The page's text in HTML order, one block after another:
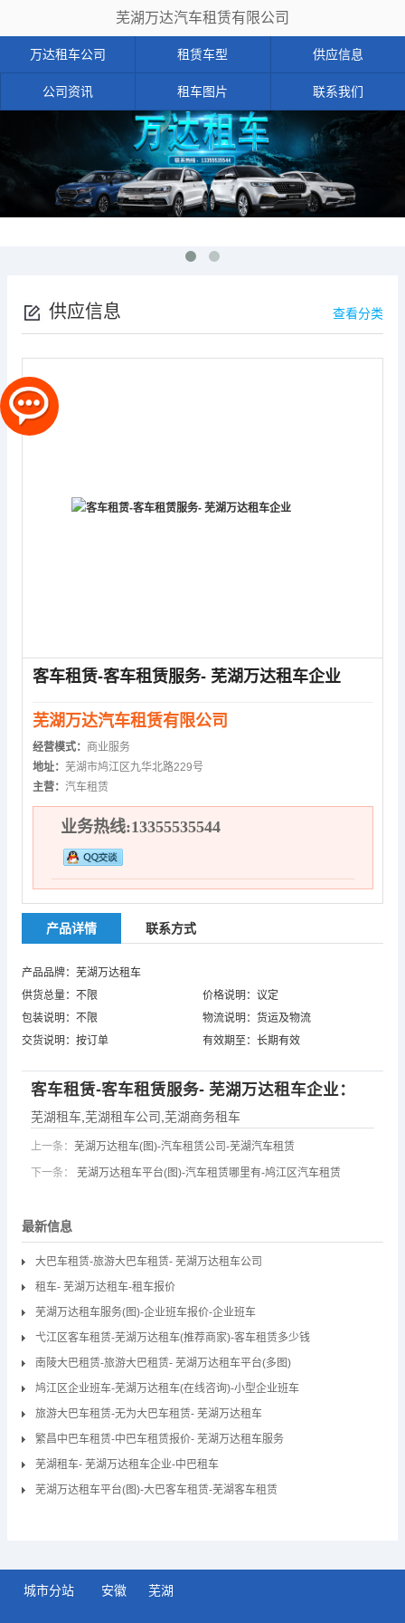
芜湖万达汽车租赁有限公司
万达租车公司 租赁车型 供应信息
公司资讯 租车图片 联系我们
供应信息 查看分类
客车租赁-客车租赁服务- 芜湖万达租车企业
芜湖万达汽车租赁有限公司
经营模式： 商业服务
地址： 芜湖市鸠江区九华北路229号
主营： 汽车租赁
业务热线:13355535544
产品详情 联系方式
产品品牌：芜湖万达租车
供货总量：不限
价格说明：议定
包装说明：不限
物流说明：货运及物流
交货说明：按订单
有效期至：长期有效
客车租赁-客车租赁服务- 芜湖万达租车企业：
芜湖租车 芜湖租车公司 芜湖商务租车
上一条： 芜湖万达租车(图)-汽车租赁公司-芜湖汽车租赁
下一条： 芜湖万达租车平台(图)-汽车租赁哪里有-鸠江区汽车租赁
最新信息
大巴车租赁-旅游大巴车租赁- 芜湖万达租车公司
租车- 芜湖万达租车-租车报价
芜湖万达租车服务(图)-企业班车报价-企业班车
弋江区客车租赁-芜湖万达租车(推荐商家)-客车租赁多少钱
南陵大巴租赁-旅游大巴租赁- 芜湖万达租车平台(多图)
鸠江区企业班车-芜湖万达租车(在线咨询)-小型企业班车
旅游大巴车租赁-无为大巴车租赁- 芜湖万达租车
繁昌中巴车租赁-中巴车租赁报价- 芜湖万达租车服务
芜湖租车- 芜湖万达租车企业-中巴租车
芜湖万达租车平台(图)-大巴客车租赁-芜湖客车租赁
城市分站 安徽 芜湖